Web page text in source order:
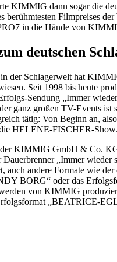
KIMMIG dann sogar die
berühmtesten Filmpreises
in die Hände von
deutschen
der Schlagerwelt hat
Seit 1998 bis heute
Sendung „Immer wieder
ganz großen TV-Events ist
tätig: Von Beginn an,
HELENE-FISCHER-Show.
KIMMIG GmbH & Co.
„Immer wieder
auch andere Formate wie der
BORG“ oder das
von KIMMIG
„BEATRICE-